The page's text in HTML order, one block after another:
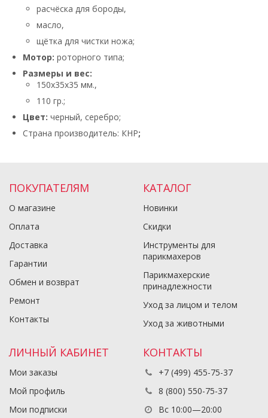
расчёска для бороды,
масло,
щётка для чистки ножа;
Мотор: роторного типа;
Размеры и вес:
150x35x35 мм.,
110 гр.;
Цвет: черный, серебро;
Страна производитель: КНР;
ПОКУПАТЕЛЯМ
О магазине
Оплата
Доставка
Гарантии
Обмен и возврат
Ремонт
Контакты
КАТАЛОГ
Новинки
Скидки
Инструменты для
парикмахеров
Парикмахерские
принадлежности
Уход за лицом и телом
Уход за животными
ЛИЧНЫЙ КАБИНЕТ
Мои заказы
Мой профиль
Мои подписки
КОНТАКТЫ
+7 (499) 455-75-37
8 (800) 550-75-37
Вс 10:00—20:00